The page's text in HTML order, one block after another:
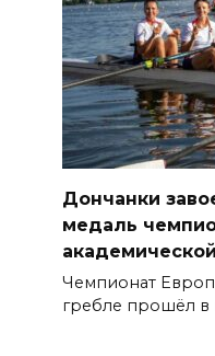
Дончанки
медаль
Чемпионат
гребле прошёл в